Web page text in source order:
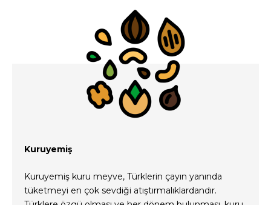
Kuruyemiş
Kuruyemiş kuru meyve, Türklerin çayın yanında
tüketmeyi en çok sevdiği atıştırmalıklardandır.